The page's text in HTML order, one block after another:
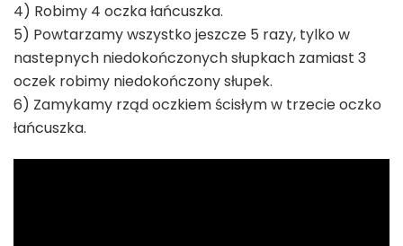
4) Robimy 4 oczka łańcuszka.
5) Powtarzamy wszystko jeszcze 5 razy, tylko w
nastepnych niedokończonych słupkach zamiast 3
oczek robimy niedokończony słupek.
6) Zamykamy rząd oczkiem ścisłym w trzecie oczko
łańcuszka.